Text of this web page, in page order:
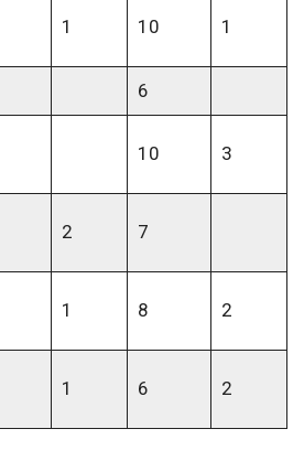
1 10 1
6
10 3
2 7
1 8 2
1 6 2